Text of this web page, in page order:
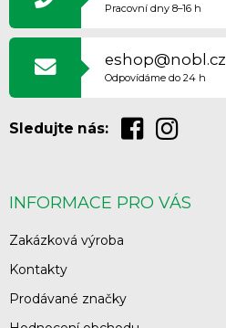
T
Pracovní dny 8–16 h
eshop@nobl.cz
Odpovídáme do 24 h
Sledujte nás:
INFORMACE PRO VÁS
Zakázková výroba
Kontakty
Prodávané značky